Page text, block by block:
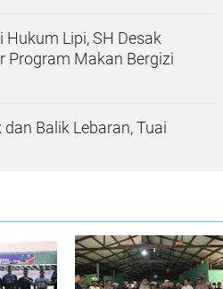
Lipi, SH Desak
Program Makan Bergizi
Balik Lebaran, Tuai